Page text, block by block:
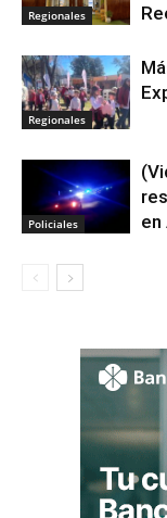
Regionales
Regionales
Policiales
en